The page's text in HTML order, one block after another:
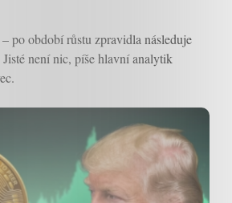
po období růstu zpravidla následuje
není nic, píše hlavní analytik